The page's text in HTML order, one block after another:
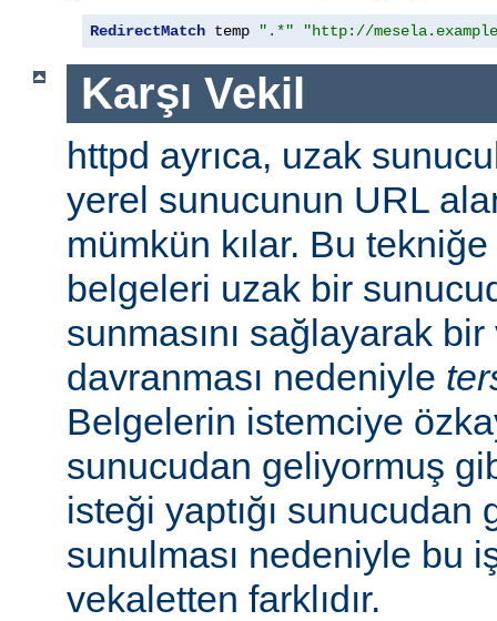
RedirectMatch temp ".*" "http://
Karşı Vekil
httpd ayrıca, uzak
yerel sunucunun URL
mümkün kılar. Bu
belgeleri uzak bir
sunmasını sağlayarak
davranması nedeniyle
Belgelerin istemciye
sunucudan geliyormuş
isteği yaptığı sunucudan
sunulması nedeniyle bu
vekaletten farklıdır.